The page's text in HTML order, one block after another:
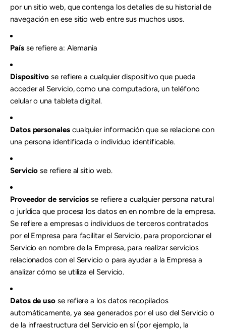
por un sitio web, que contenga los detalles de su historial de
navegación en ese sitio web entre sus muchos usos.
Paísse refiere a: Alemania
Dispositivo se refiere a cualquier dispositivo que pueda
acceder al Servicio, como una computadora, un teléfono
celular o una tableta digital.
Datos personalescualquier información que se relacione con
una persona identificada o individuo identificable.
Servicio se refiere al sitio web.
Proveedor de servicios se refiere a cualquier persona natural
o jurídica que procesa los datos en en nombre de la empresa.
Se refiere a empresas o individuos de terceros contratados
por el Empresa para facilitar el Servicio, para proporcionar el
Servicio en nombre de la Empresa, para realizar servicios
relacionados con el Servicio o para ayudar a la Empresa a
analizar cómo se utiliza el Servicio.
Datos de uso se refiere a los datos recopilados
automáticamente, ya sea generados por el uso del Servicio o
de la infraestructura del Servicio en sí (por ejemplo, la